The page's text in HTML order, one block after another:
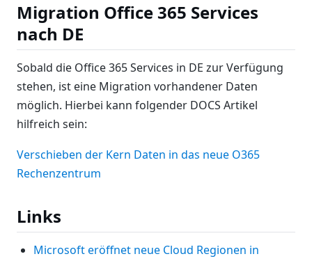
Migration Office 365 Services
nach DE
Sobald die Office 365 Services in DE zur Verfügung
stehen, ist eine Migration vorhandener Daten
möglich. Hierbei kann folgender DOCS Artikel
hilfreich sein:
Verschieben der Kern Daten in das neue O365
Rechenzentrum
Links
Microsoft eröffnet neue Cloud Regionen in